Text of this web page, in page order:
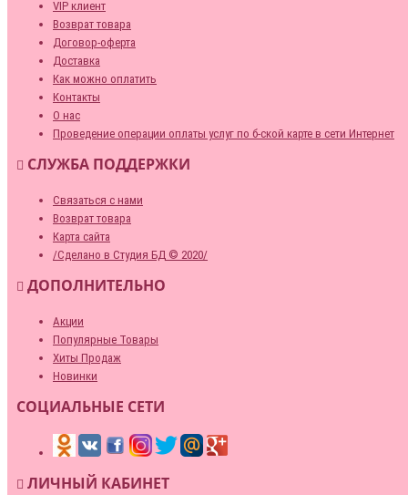
VIP клиент
Возврат товара
Договор-оферта
Доставка
Как можно оплатить
Контакты
О нас
Проведение операции оплаты услуг по б-ской карте в сети Интернет
СЛУЖБА ПОДДЕРЖКИ
Связаться с нами
Возврат товара
Карта сайта
/Сделано в Студия БД © 2020/
ДОПОЛНИТЕЛЬНО
Акции
Популярные Товары
Хиты Продаж
Новинки
СОЦИАЛЬНЫЕ СЕТИ
ЛИЧНЫЙ КАБИНЕТ